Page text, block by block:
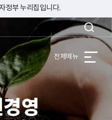
정부 누리집입니다.
전체메뉴
영